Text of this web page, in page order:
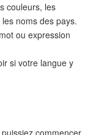
couleurs, les
noms des pays.
ou expression
si votre langue y
commencer